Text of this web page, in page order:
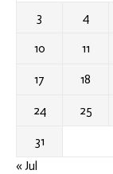
3 4
10 11
17 18
24 25
31
« Jul